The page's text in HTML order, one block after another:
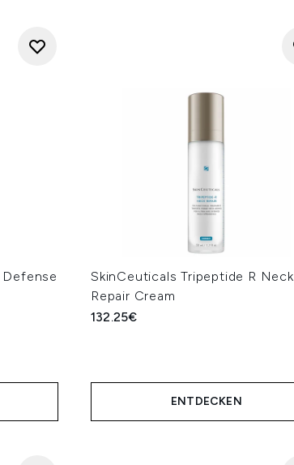
SkinCeuticals Tripeptide R Neck
Repair Cream
132.25€
ENTDECKEN